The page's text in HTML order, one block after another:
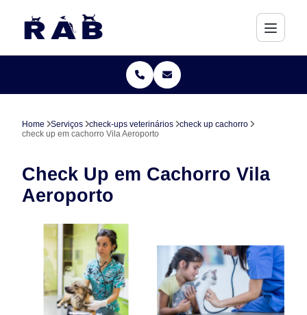
Home Serviços check-ups veterinários
check up cachorro
check up em cachorro Vila Aeroporto
Check Up em Cachorro Vila
Aeroporto